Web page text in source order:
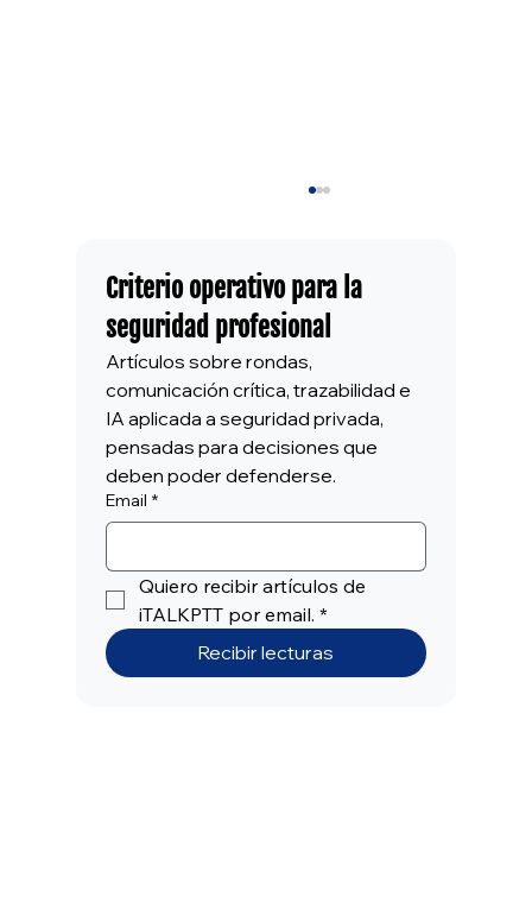
Cubrir el puesto no basta si al cierre nadie
puede explicar qué ocurrió
Criterio operativo para la
seguridad profesional
Artículos sobre rondas,
comunicación crítica, trazabilidad e
IA aplicada a seguridad privada,
pensadas para decisiones que
deben poder defenderse.
Email *
Quiero recibir artículos de
iTALKPTT por email. *
Recibir lecturas